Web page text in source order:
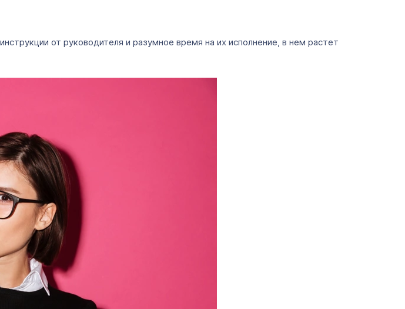
от руководителя и разумное время на их исполнение, в нем растет